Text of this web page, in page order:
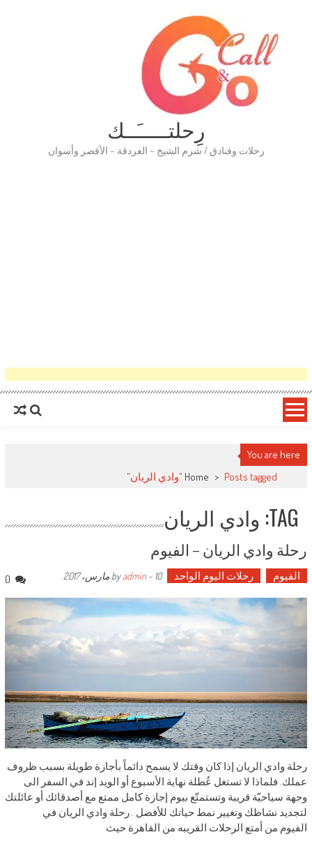
رِحلتـــــَــك
رحلات وفنادق / شرم الشيخ – الغردقة – الأقصر وأسوان
You are here
Home > Posts tagged "وادي الريان"
TAG: وادي الريان
رحلة وادي الريان – الفيوم
الفيوم رحلات اليوم الواحد by
admin - 10 مارس، 2017 0
رحلة وادي الريان إذا كان وقتك لا يسمح دائماً بأجازة طويلة بسبب ظروف
عملك. فلماذا لا تستغل عُطلة نهاية الأسبوع أو الويد إند في السفر الى
وجهة سياحيّة قريبة وتستمتّع بيوم إجازة كامل ممتع مع أصدقائك أو عائلتك
لتجديد نشاطك وتغيير نمط حياتك للأفضل . رحلة وادي الريان في
الفيوم من أمتع الرحلات القريبه من القاهرة حيث